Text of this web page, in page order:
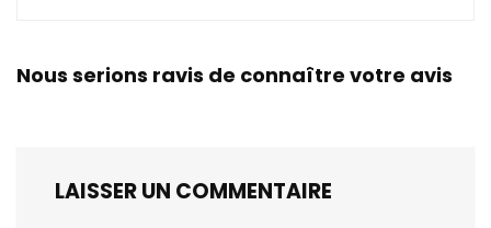
Nous serions ravis de connaître votre avis
LAISSER UN COMMENTAIRE